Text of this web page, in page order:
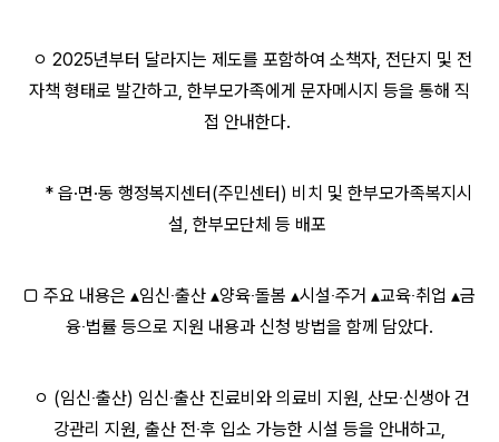
ㅇ 2025년부터 달라지는 제도를 포함하여 소책자, 전단지 및 전
자책 형태로 발간하고, 한부모가족에게 문자메시지 등을 통해 직
접 안내한다.
* 읍·면·동 행정복지센터(주민센터) 비치 및 한부모가족복지시
설, 한부모단체 등 배포
□ 주요 내용은 ▴임신‧출산 ▴양육‧돌봄 ▴시설‧주거 ▴교육‧취업 ▴금
융‧법률 등으로 지원 내용과 신청 방법을 함께 담았다.
ㅇ (임신‧출산) 임신‧출산 진료비와 의료비 지원, 산모‧신생아 건
강관리 지원, 출산 전‧후 입소 가능한 시설 등을 안내하고,